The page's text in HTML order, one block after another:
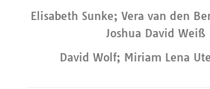
Elisabeth Sunke; Vera van den
Joshua David Weiß
David Wolf; Miriam Lena